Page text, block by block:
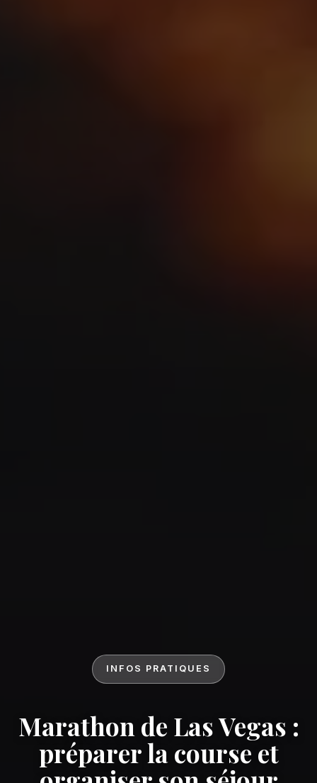
INFOS PRATIQUES
Marathon de Las Vegas :
préparer la course et